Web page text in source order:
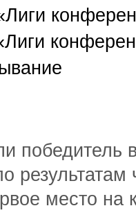
победитель
место